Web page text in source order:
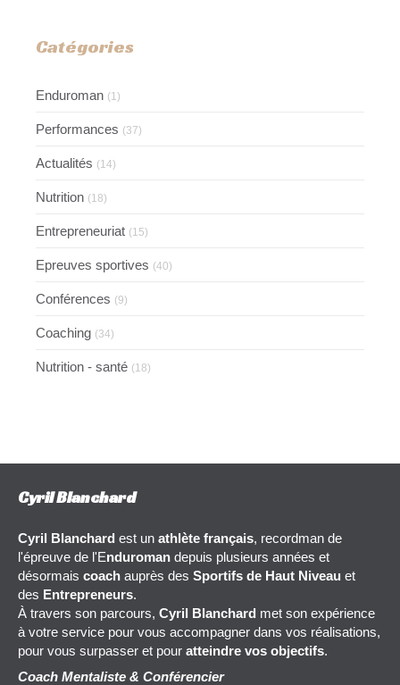
Catégories
Enduroman (1)
Performances (37)
Actualités (14)
Nutrition (18)
Entrepreneuriat (15)
Epreuves sportives (40)
Conférences (9)
Coaching (34)
Nutrition - santé (18)
Cyril Blanchard
Cyril Blanchard est un athlète français, recordman de
l'épreuve de l'Enduroman depuis plusieurs années et
désormais coach auprès des Sportifs de Haut Niveau et
des Entrepreneurs.
À travers son parcours, Cyril Blanchard met son expérience
à votre service pour vous accompagner dans vos réalisations,
pour vous surpasser et pour atteindre vos objectifs.
Coach Mentaliste & Conférencier